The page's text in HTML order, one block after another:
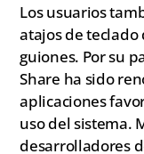
Los usuarios
atajos de
guiones. Por su
Share ha sido
aplicaciones
uso del sistema.
desarrolladores